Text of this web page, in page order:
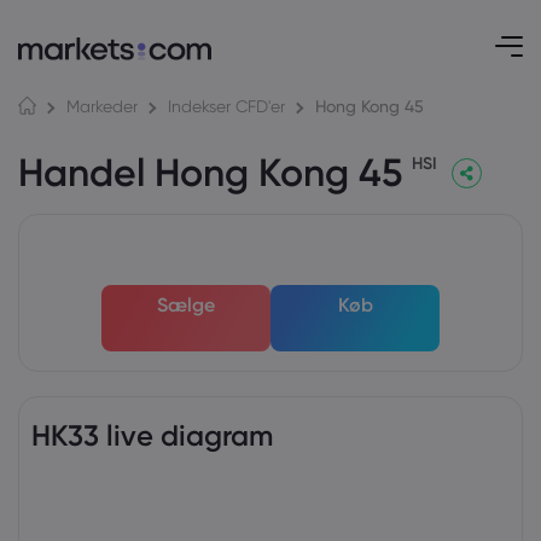
Markeder Indekser CFD'er Hong Kong 45
Handel Hong Kong 45 HSI
Sælge Køb
HK33 live diagram